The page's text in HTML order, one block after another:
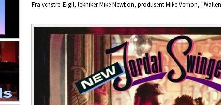
Fra venstre: Eigil, tekniker Mike Newbon, produsent Mike Vernon,